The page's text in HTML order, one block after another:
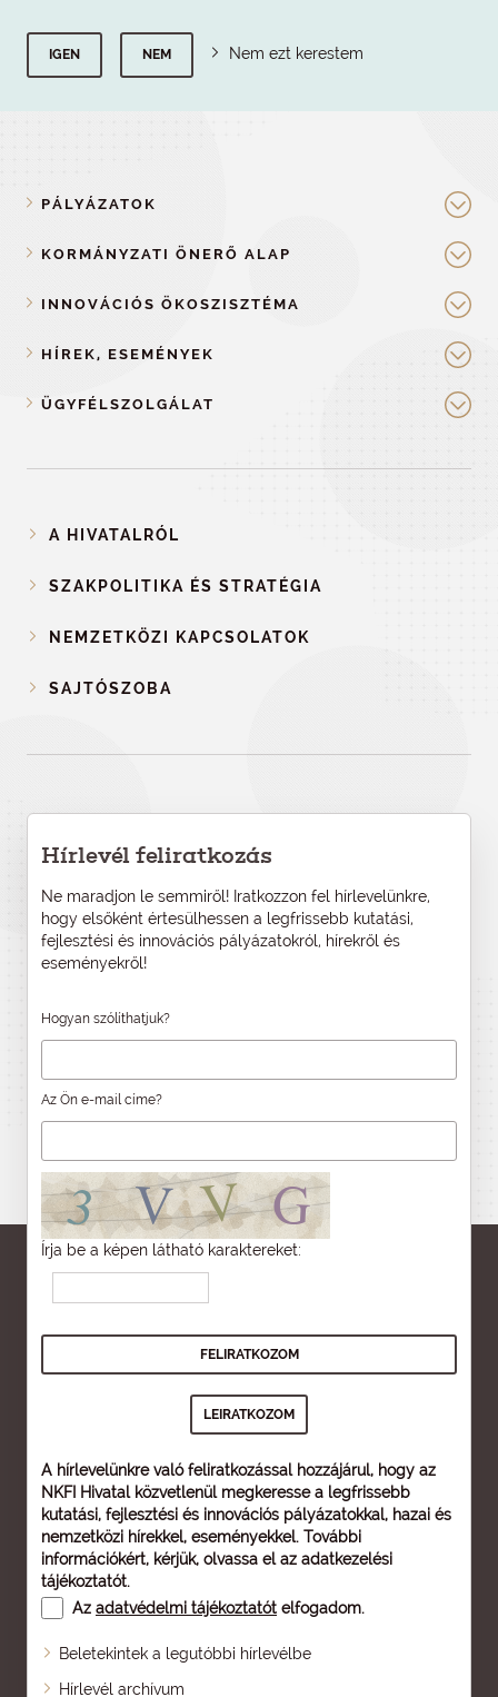
IGEN NEM Nem ezt kerestem
PÁLYÁZATOK
KORMÁNYZATI ÖNERŐ ALAP
INNOVÁCIÓS ÖKOSZISZTÉMA
HÍREK, ESEMÉNYEK
ÜGYFÉLSZOLGÁLAT
A HIVATALRÓL
SZAKPOLITIKA ÉS STRATÉGIA
NEMZETKÖZI KAPCSOLATOK
SAJTÓSZOBA
Hírlevél feliratkozás
Ne maradjon le semmiről! Iratkozzon fel hírlevelünkre,
hogy elsőként értesülhessen a legfrissebb kutatási,
fejlesztési és innovációs pályázatokról, hírekről és
eseményekről!
Hogyan szólíthatjuk?
Az Ön e-mail címe?
Írja be a képen látható karaktereket:
A hírlevelünkre való feliratkozással hozzájárul, hogy az
NKFI Hivatal közvetlenül megkeresse a legfrissebb
kutatási, fejlesztési és innovációs pályázatokkal, hazai és
nemzetközi hírekkel, eseményekkel. További
információkért, kérjük, olvassa el az adatkezelési
tájékoztatót.
Az adatvédelmi tájékoztatót elfogadom.
Beletekintek a legutóbbi hírlevélbe
Hírlevél archívum
Oldaltérkép